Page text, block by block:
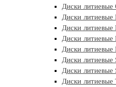
Диски литиевые
Диски литиевые
Диски литиевые
Диски литиевые
Диски литиевые
Диски литиевые
Диски литиевые
Диски литиевые